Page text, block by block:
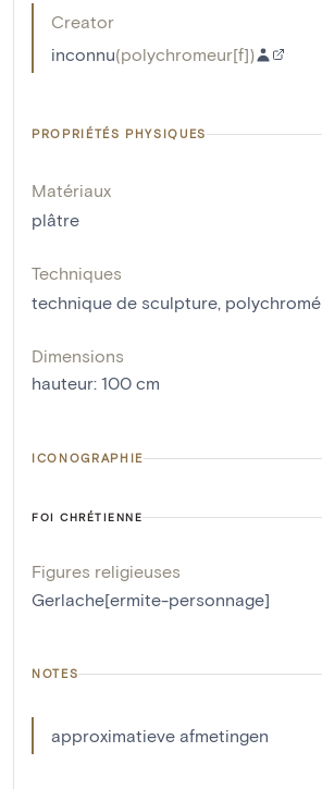
Creator
inconnu(polychromeur[f])
PROPRIÉTÉS PHYSIQUES
Matériaux
plâtre
Techniques
technique de sculpture, polychromé
Dimensions
hauteur: 100 cm
ICONOGRAPHIE
FOI CHRÉTIENNE
Figures religieuses
Gerlache[ermite-personnage]
NOTES
approximatieve afmetingen